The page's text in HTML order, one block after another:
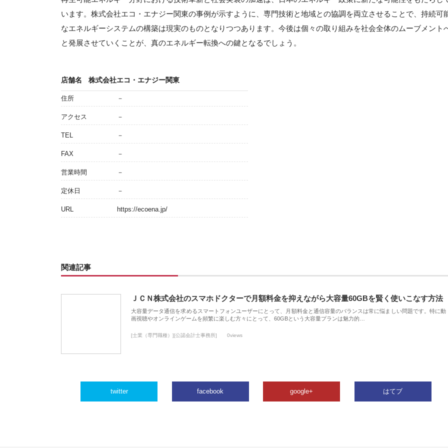
います。株式会社エコ・エナジー関東の事例が示すように、専門技術と地域との協調を両立させることで、持続可
なエネルギーシステムの構築は現実のものとなりつつあります。今後は個々の取り組みを社会全体のムーブメント
と発展させていくことが、真のエネルギー転換への鍵となるでしょう。
店舗名 株式会社エコ・エナジー関東
住所 －
アクセス －
TEL －
FAX －
営業時間 －
定休日 －
URL https://ecoena.jp/
関連記事
ＪＣＮ株式会社のスマホドクターで月額料金を抑えながら大容量60GBを賢く使いこなす方法
大容量データ通信を求めるスマートフォンユーザーにとって、月額料金と通信容量のバランスは常に悩ましい問題です。特に動
画視聴やオンラインゲームを頻繁に楽しむ方々にとって、60GBという大容量プランは魅力的…
[士業（専門職種）][公認会計士事務所] 0views
twitter facebook google+ はてブ